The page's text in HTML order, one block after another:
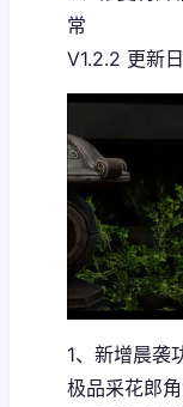
常
V1.2.2 更新
1、新增晨袭
极品采花郎